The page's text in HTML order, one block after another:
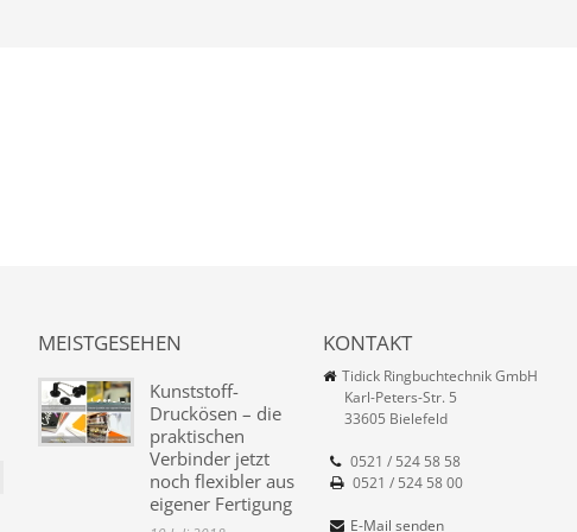
MEISTGESEHEN
Kunststoff-
Druckösen – die
praktischen
Verbinder jetzt
noch flexibler aus
eigener Fertigung
KONTAKT
Tidick Ringbuchtechnik GmbH
Karl-Peters-Str. 5
33605 Bielefeld
0521 / 524 58 58
0521 / 524 58 00
E-Mail senden